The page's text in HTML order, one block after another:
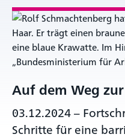
Auf dem Weg
03.12.2024 –
Schritte für eine